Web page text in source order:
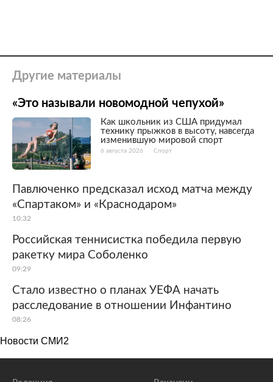
Другие материалы
«Это называли новомодной чепухой»
Как школьник из США придумал
технику прыжков в высоту, навсегда
изменившую мировой спорт
6 августа 2026 Спорт
Павлюченко предсказал исход матча между
«Спартаком» и «Краснодаром»
10:32
Российская теннисистка победила первую
ракетку мира Соболенко
09:29
Стало известно о планах УЕФА начать
расследование в отношении Инфантино
08:26
Новости СМИ2